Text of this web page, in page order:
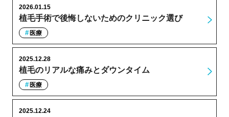
植毛手術で後悔しないためのクリニック選び
2026.01.15
医療
植毛のリアルな痛みとダウンタイム
2025.12.28
医療
2025.12.24